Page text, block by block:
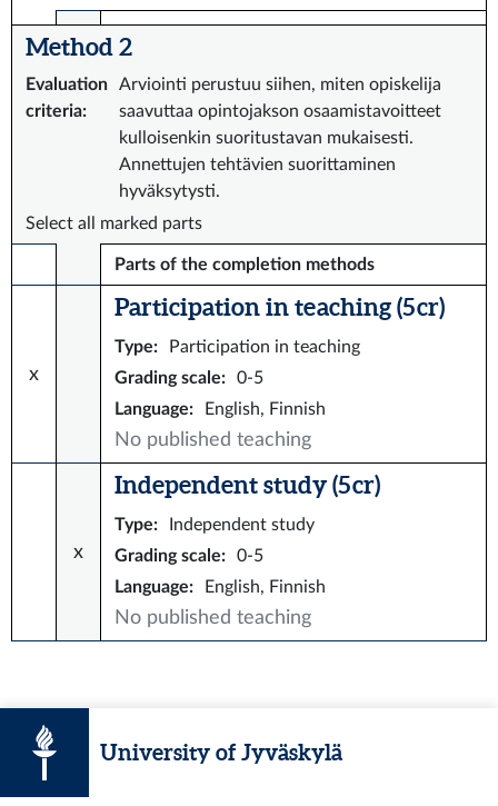
Method 2
Evaluation
criteria:
Arviointi perustuu siihen, miten opiskelija
saavuttaa opintojakson osaamistavoitteet
kulloisenkin suoritustavan mukaisesti.
Annettujen tehtävien suorittaminen
hyväksytysti.
Select all marked parts
Parts of the completion methods
x
Participation in teaching (5 cr)
Type:
Participation in teaching
Grading scale:
0-5
Language: English, Finnish
No published teaching
x
Independent study (5 cr)
Type:
Independent study
Grading scale:
0-5
Language: English, Finnish
No published teaching
University of Jyväskylä